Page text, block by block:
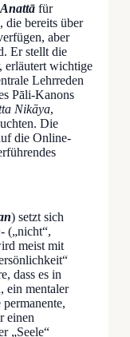
Anattā für
die bereits über
aber
Er stellt die
erläutert wichtige
Lehrreden
Pāli-Kanons
Nikāya,
Die
die Online-
) setzt sich
(„nicht“,
meist mit
dass es in
ein mentaler
einen
„Seele“